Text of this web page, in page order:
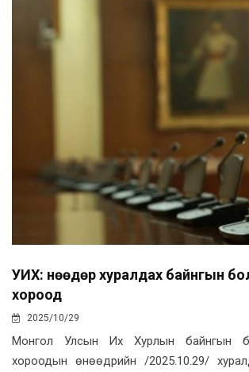
УИХ: Өнөөдөр хуралдах байнгын
хороод
2025/10/29
Монгол Улсын Их Хурлын байнгын
хороодын өнөөдрийн /2025.10.29/